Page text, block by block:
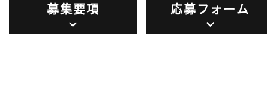
募集要項 応募フォーム